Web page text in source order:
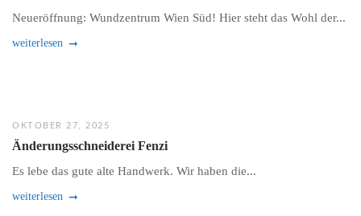
Neueröffnung: Wundzentrum Wien Süd! Hier steht das Wohl der...
weiterlesen
OKTOBER 27, 2025
Änderungsschneiderei Fenzi
Es lebe das gute alte Handwerk. Wir haben die...
weiterlesen